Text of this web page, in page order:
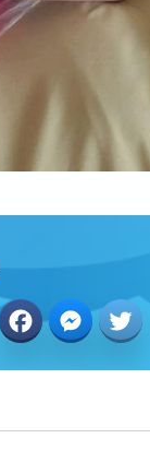
FacebookMessenger
Twitter